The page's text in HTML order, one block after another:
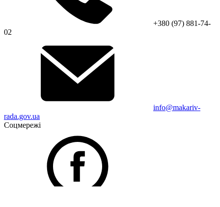
+380 (97) 881-74-
02
info@makariv-
rada.gov.ua
Соцмережі